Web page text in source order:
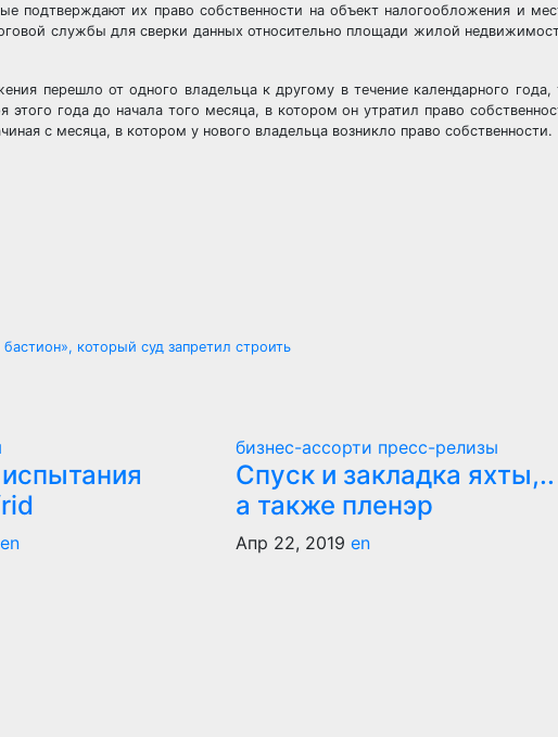
подтверждают их право собственности на объект налогообложения и
службы для сверки данных относительно площади жилой
перешло от одного владельца к другому в течение календарного года,
года до начала того месяца, в котором он утратил право
с месяца, в котором у нового владельца возникло право собственности.
который суд запретил строить
en
бизнес-ассорти пресс-релизы
Спуск и закладка яхты,..
а также пленэр
Апр 22, 2019 en